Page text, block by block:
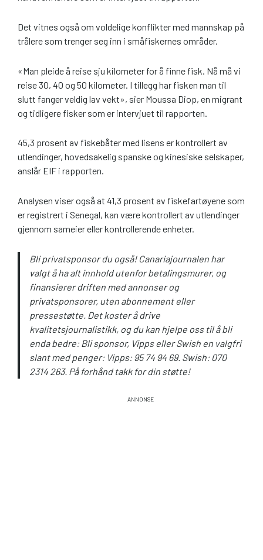
Det vitnes også om voldelige konflikter med mannskap på
trålere som trenger seg inn i småfiskernes områder.
«Man pleide å reise sju kilometer for å finne fisk. Nå må vi
reise 30, 40 og 50 kilometer. I tillegg har fisken man til
slutt fanger veldig lav vekt», sier Moussa Diop, en migrant
og tidligere fisker som er intervjuet til rapporten.
45,3 prosent av fiskebåter med lisens er kontrollert av
utlendinger, hovedsakelig spanske og kinesiske selskaper,
anslår EIF i rapporten.
Analysen viser også at 41,3 prosent av fiskefartøyene som
er registrert i Senegal, kan være kontrollert av utlendinger
gjennom sameier eller kontrollerende enheter.
Bli privatsponsor du også! Canariajournalen har
valgt å ha alt innhold utenfor betalingsmurer, og
finansierer driften med annonser og
privatsponsorer, uten abonnement eller
pressestøtte. Det koster å drive
kvalitetsjournalistikk, og du kan hjelpe oss til å bli
enda bedre: Bli sponsor, Vipps eller Swish en valgfri
slant med penger: Vipps: 95 74 94 69. Swish: 070
2314 263. På forhånd takk for din støtte!